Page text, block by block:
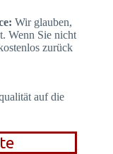
Wir glauben,
Wenn Sie nicht
zurück
auf die